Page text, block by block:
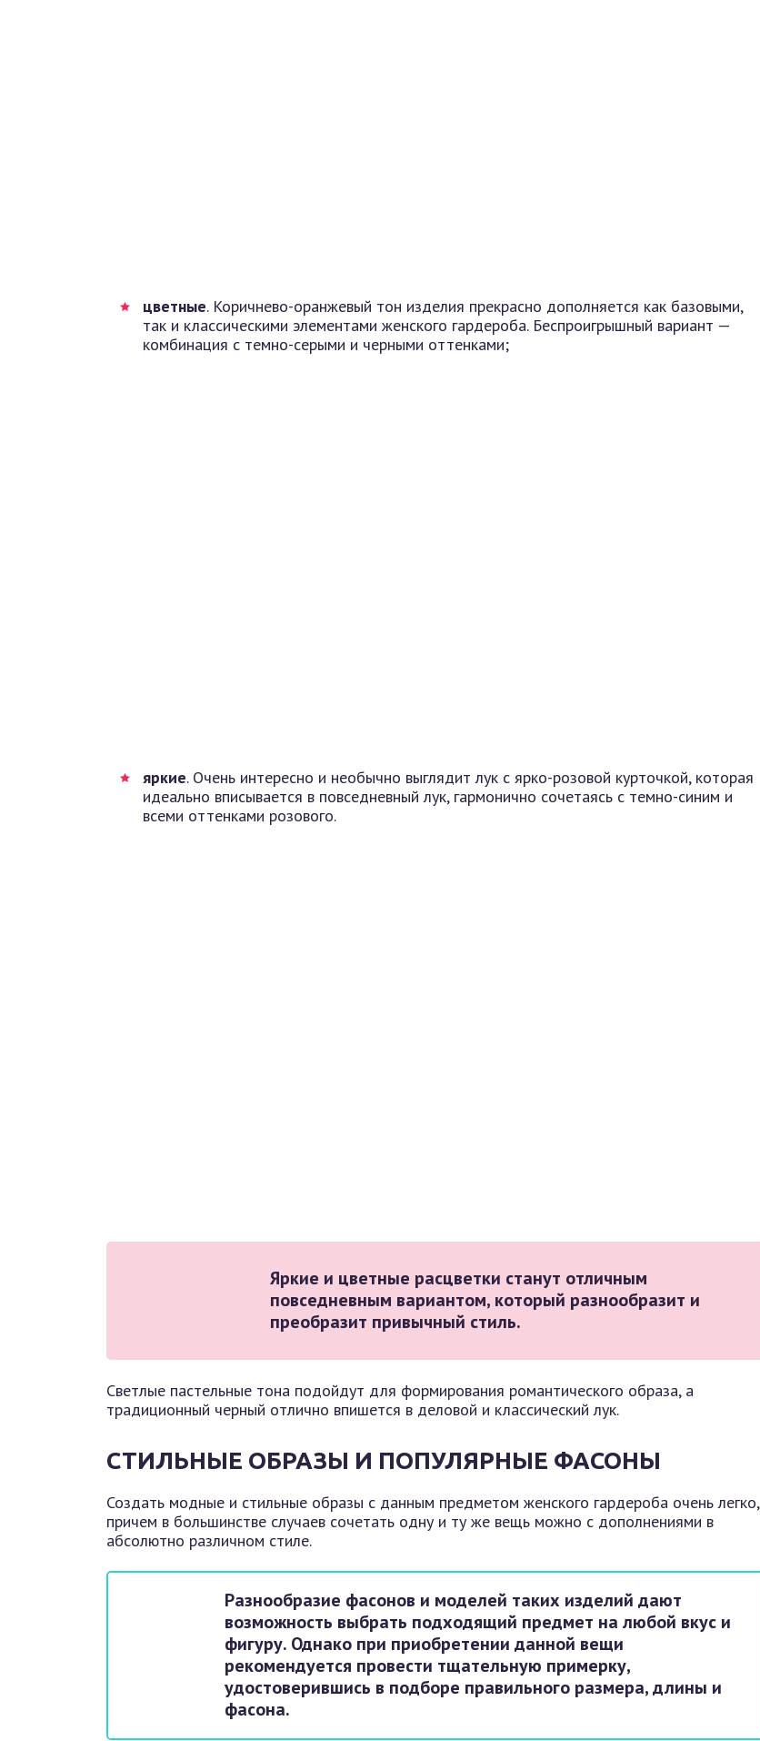
цветные. Коричнево-оранжевый тон изделия прекрасно дополняется как базовыми,
так и классическими элементами женского гардероба. Беспроигрышный вариант —
комбинация с темно-серыми и черными оттенками;
яркие. Очень интересно и необычно выглядит лук с ярко-розовой курточкой, которая
идеально вписывается в повседневный лук, гармонично сочетаясь с темно-синим и
всеми оттенками розового.
Яркие и цветные расцветки станут отличным
повседневным вариантом, который разнообразит и
преобразит привычный стиль.
Светлые пастельные тона подойдут для формирования романтического образа, а
традиционный черный отлично впишется в деловой и классический лук.
СТИЛЬНЫЕ ОБРАЗЫ И ПОПУЛЯРНЫЕ ФАСОНЫ
Создать модные и стильные образы с данным предметом женского гардероба очень легко,
причем в большинстве случаев сочетать одну и ту же вещь можно с дополнениями в
абсолютно различном стиле.
Разнообразие фасонов и моделей таких изделий дают
возможность выбрать подходящий предмет на любой вкус и
фигуру. Однако при приобретении данной вещи
рекомендуется провести тщательную примерку,
удостоверившись в подборе правильного размера, длины и
фасона.